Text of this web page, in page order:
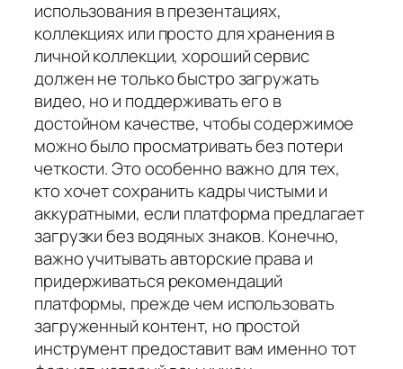
использования в презентациях,
коллекциях или просто для хранения в
личной коллекции, хороший сервис
должен не только быстро загружать
видео, но и поддерживать его в
достойном качестве, чтобы содержимое
можно было просматривать без потери
четкости. Это особенно важно для тех,
кто хочет сохранить кадры чистыми и
аккуратными, если платформа предлагает
загрузки без водяных знаков. Конечно,
важно учитывать авторские права и
придерживаться рекомендаций
платформы, прежде чем использовать
загруженный контент, но простой
инструмент предоставит вам именно тот